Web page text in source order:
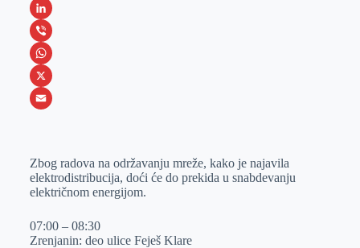
a
c
e
b
o
M
e
s
s
e
e
r
L
i
n
k
I
n
V
i
b
W
h
s
A
p
X
a
i
Zbog radova na održavanju mreže, kako je najavila
elektrodistribucija, doći će do prekida u snabdevanju
električnom energijom.
07:00 – 08:30
Zrenjanin: deo ulice Feješ Klare